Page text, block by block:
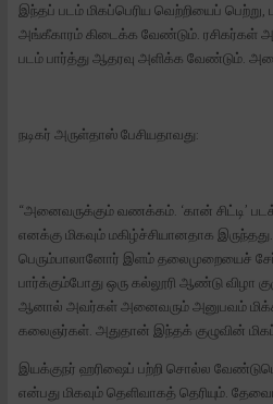
இந்தப் படம் மிகப்பெரிய வெற்றியைப் பெற்று,
அங்கீகாரம் கிடைக்க வேண்டும். ரசிகர்கள்
படம் பார்த்து ஆதரவு அளிக்க வேண்டும்.
நடிகர் அருள்தாஸ் பேசியதாவது:
“அனைவருக்கும் வணக்கம். ‘கான் சிட்டி’
எனக்கு மிகவும் மகிழ்ச்சியானதாக
பெரும்பாலானோர் இளம் தலைமுறையைச்
பார்க்கும்போது ஒரு கல்லூரி ஆண்டு விழா
ஆனால் அவர்கள் அனைவரும் அனுபவம்
கலைஞர்கள். அதுதான் இந்தக் குழுவின்
இயக்குநர் ஹரிஷைப் பற்றி சொல்ல
என்பது மிகவும் தெளிவாகத் தெரியும்.